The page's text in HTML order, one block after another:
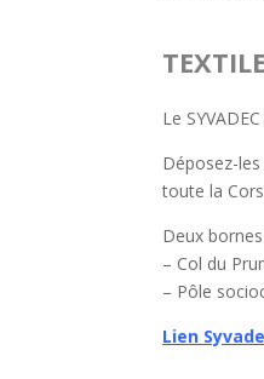
Le
Déposez-
toute la
Deux
– Col du
– Pôle
Lien